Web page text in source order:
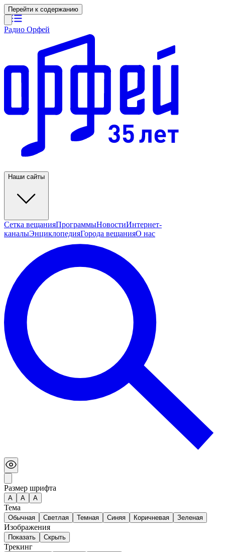
Перейти к содержанию
Радио Орфей
Наши сайты
Сетка вещанияПрограммыНовостиИнтернет-
каналыЭнциклопедияГорода вещанияО нас
Размер шрифта
А A A
Тема
Обычная Светлая Темная Синяя Коричневая Зеленая
Изображения
Показать Скрыть
Трекинг